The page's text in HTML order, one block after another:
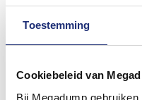
Toestemming
Cookiebeleid van
Bij Megadump
en tag
inspirerende